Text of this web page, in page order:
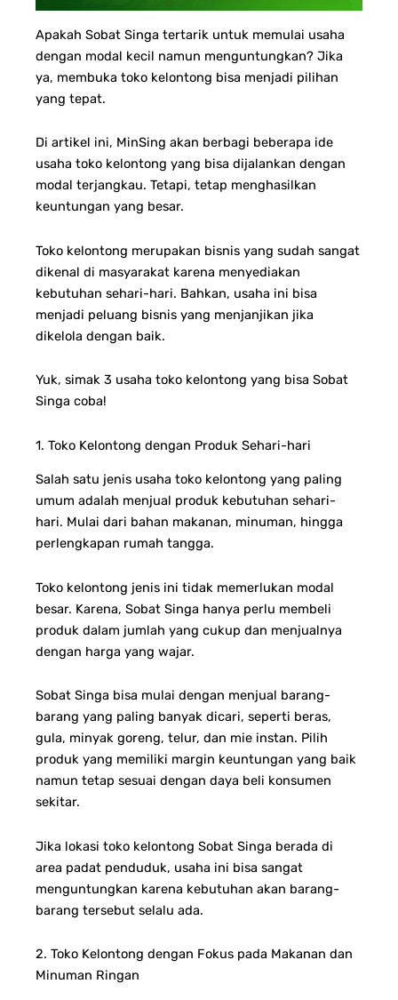
Apakah Sobat Singa tertarik untuk memulai usaha
dengan modal kecil namun menguntungkan? Jika
ya, membuka toko kelontong bisa menjadi pilihan
yang tepat.
Di artikel ini, MinSing akan berbagi beberapa ide
usaha toko kelontong yang bisa dijalankan dengan
modal terjangkau. Tetapi, tetap menghasilkan
keuntungan yang besar.
Toko kelontong merupakan bisnis yang sudah sangat
dikenal di masyarakat karena menyediakan
kebutuhan sehari-hari. Bahkan, usaha ini bisa
menjadi peluang bisnis yang menjanjikan jika
dikelola dengan baik.
Yuk, simak 3 usaha toko kelontong yang bisa Sobat
Singa coba!
1. Toko Kelontong dengan Produk Sehari-hari
Salah satu jenis usaha toko kelontong yang paling
umum adalah menjual produk kebutuhan sehari-
hari. Mulai dari bahan makanan, minuman, hingga
perlengkapan rumah tangga.
Toko kelontong jenis ini tidak memerlukan modal
besar. Karena, Sobat Singa hanya perlu membeli
produk dalam jumlah yang cukup dan menjualnya
dengan harga yang wajar.
Sobat Singa bisa mulai dengan menjual barang-
barang yang paling banyak dicari, seperti beras,
gula, minyak goreng, telur, dan mie instan. Pilih
produk yang memiliki margin keuntungan yang baik
namun tetap sesuai dengan daya beli konsumen
sekitar.
Jika lokasi toko kelontong Sobat Singa berada di
area padat penduduk, usaha ini bisa sangat
menguntungkan karena kebutuhan akan barang-
barang tersebut selalu ada.
2. Toko Kelontong dengan Fokus pada Makanan dan
Minuman Ringan